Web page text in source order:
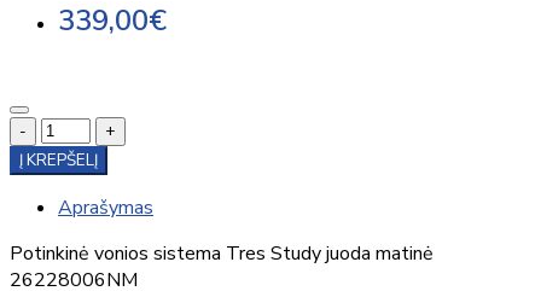
339,00€
-
+
Į KREPŠELĮ
Aprašymas
Potinkinė vonios sistema Tres Study juoda matinė
26228006NM